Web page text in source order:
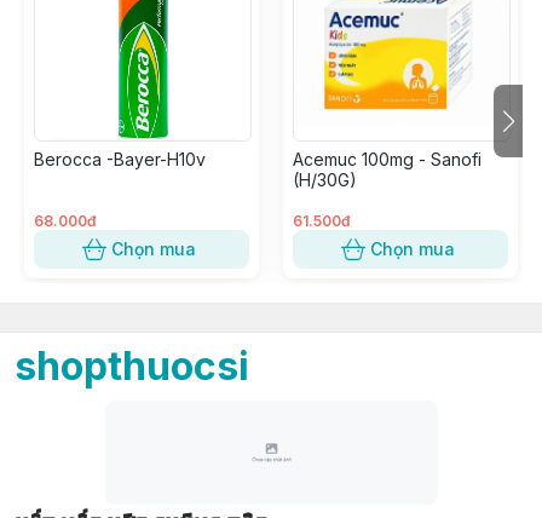
Berocca -Bayer-H10v
68.000đ
Chọn mua
Acemuc 100mg - Sanofi
(H/30G)
61.500đ
Chọn mua
shopthuocsi